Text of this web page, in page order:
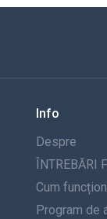
Info
Despre
ÎNTREBĂRI
Cum
Program de